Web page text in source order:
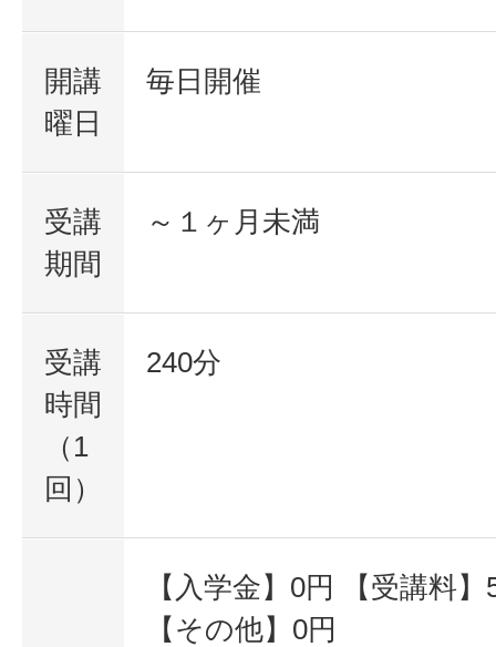
開講
曜日
毎日開催
受講
期間
～１ヶ月未満
受講
時間
（1
回）
240分
【入学金】0円 【受講料
【その他】0円